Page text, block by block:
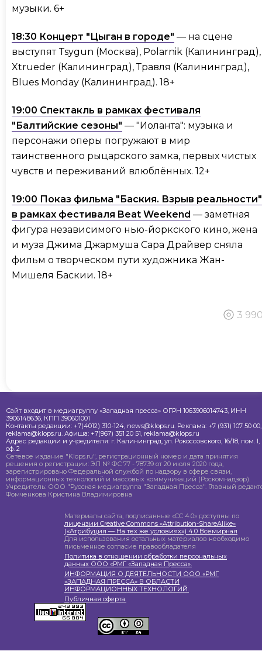
музыки. 6+
18:30 Концерт "Цыган в городе" — на сцене
выступят Tsygun (Москва), Polarnik (Калининград),
Xtrueder (Калининград), Травля (Калининград),
Blues Monday (Калининград). 18+
19:00 Спектакль в рамках фестиваля
"Балтийские сезоны" — "Иоланта": музыка и
персонажи оперы погружают в мир
таинственного рыцарского замка, первых чистых
чувств и переживаний влюблённых. 12+
19:00 Показ фильма "Баския. Взрыв реальности"
в рамках фестиваля Beat Weekend — заметная
фигура независимого нью-йоркского кино, жена
и муза Джима Джармуша Сара Драйвер сняла
фильм о творческом пути художника Жан-
Мишеля Баскии. 18+
3
Сайт входит в медиагруппу «Западная пресса» ОГРН 1063906014743, ИНН
3906148636, КПП 390601001
Контакты редакции: +7(4012) 310-124, news@klops.ru. Реклама: +7 (931) 107 50 00,
reklama@klops.ru. Афиша: +7(967) 351 20 51, reklama@klops.ru
Адрес редакции и учредителя: г. Калининград, ул. Рокоссовского, 16/18, пом. I,
оф. 2
Сетевое издание "Klops.ru", регистрационный номер и дата принятия
решения о регистрации: ЭЛ № ФС 77 - 78739 от 20 июля 2020 года,
зарегистрировано Федеральной службой по надзору в сфере связи,
информационных технологий и массовых коммуникаций (Роскомнадзор).
Учредитель: ООО "Русская медиагруппа "Западная Пресса". Главный
Фомченкова Кристина Владимировна
Материалы сайта, подписанные «CC 4.0» доступны по
лицензии Creative Commons «Attribution-ShareAlike»
(«Атрибуция — На тех же условиях») 4.0 Всемирная
Для использования остальных материалов необходимо
письменное согласие правообладателя
Политика в отношении обработки персональных
данных ООО «РМГ «Западная Пресса».
ИНФОРМАЦИЯ О ДЕЯТЕЛЬНОСТИ ООО «РМГ
«ЗАПАДНАЯ ПРЕССА» В ОБЛАСТИ
ИНФОРМАЦИОННЫХ ТЕХНОЛОГИЙ.
Публичная оферта.